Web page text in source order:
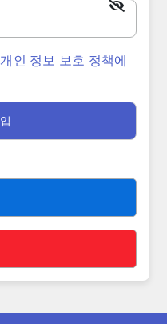
개인 정보 보호 정책에